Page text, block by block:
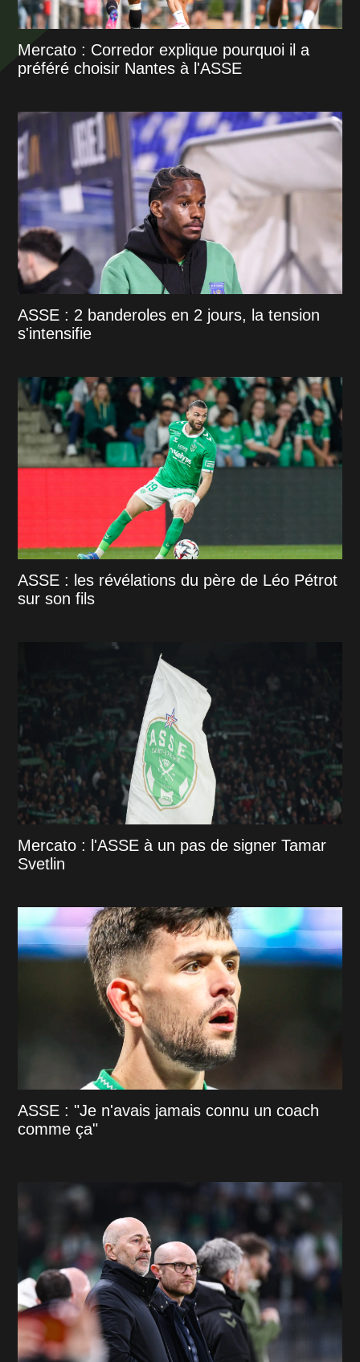
Mercato : Corredor explique pourquoi il a
préféré choisir Nantes à l'ASSE
ASSE : 2 banderoles en 2 jours, la tension
s'intensifie
ASSE : les révélations du père de Léo Pétrot
sur son fils
Mercato : l'ASSE à un pas de signer Tamar
Svetlin
ASSE : "Je n'avais jamais connu un coach
comme ça"